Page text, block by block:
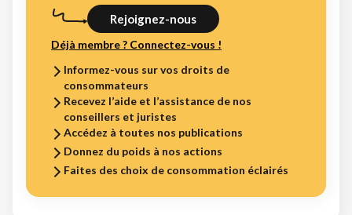
Rejoignez-nous
Déjà membre ? Connectez-vous !
Informez-vous sur vos droits de
consommateurs
Recevez l’aide et l’assistance de nos
conseillers et juristes
Accédez à toutes nos publications
Donnez du poids à nos actions
Faites des choix de consommation éclairés